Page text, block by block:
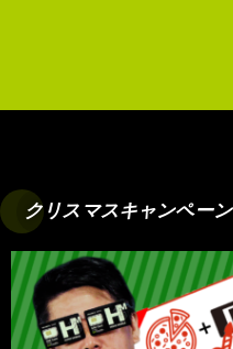
クリスマスキャンペーン